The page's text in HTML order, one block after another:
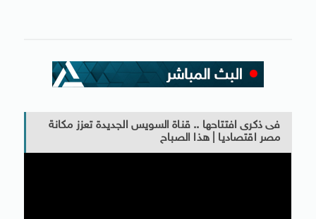
فى ذكرى افتتاحها .. قناة السويس الجديدة تعزز مكانة
مصر اقتصاديا | هذا الصباح